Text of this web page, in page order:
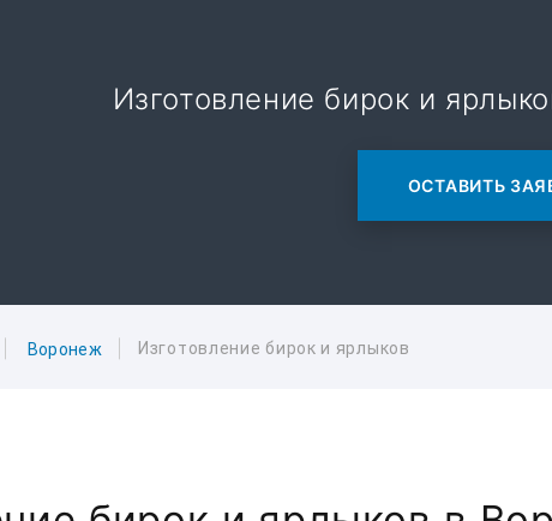
Изготовление бирок и
ОСТАВИТЬ
Воронеж Изготовление бирок и ярлыков